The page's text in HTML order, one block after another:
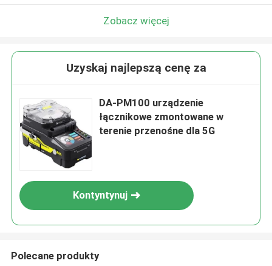
Zobacz więcej
Uzyskaj najlepszą cenę za
DA-PM100 urządzenie
łącznikowe zmontowane w
terenie przenośne dla 5G
Kontyntynuj
Polecane produkty